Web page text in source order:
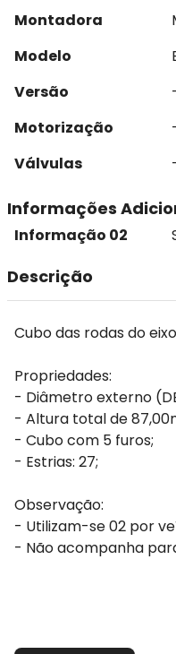
Montadora
Modelo
Versão
Motorização
Válvulas
Informações
Informação 02
Descrição
Cubo das rodas do
Propriedades:
- Diâmetro externo
- Altura total de
- Cubo com 5 furos;
- Estrias: 27;
Observação:
- Utilizam-se 02 por
- Não acompanha